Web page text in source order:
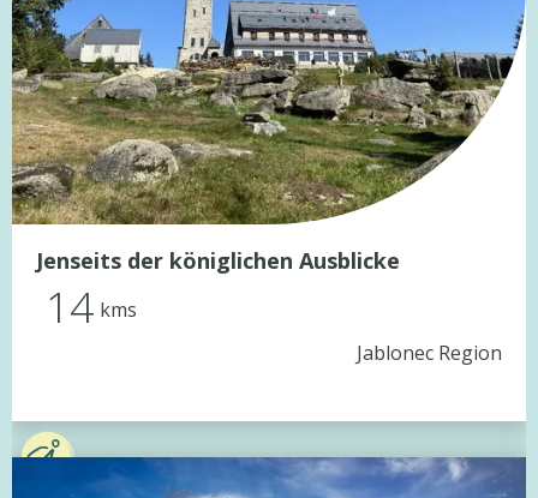
Jenseits der königlichen Ausblicke
14 kms
Jablonec Region